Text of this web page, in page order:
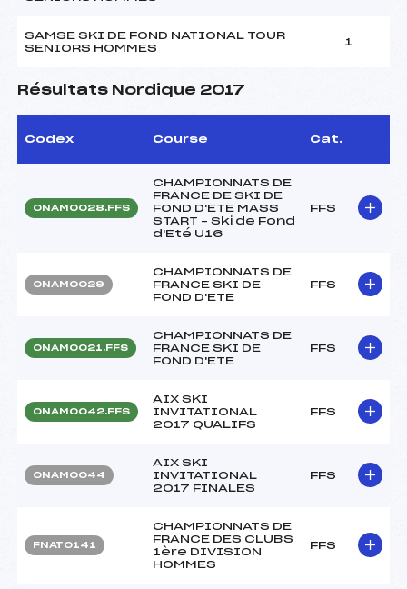
SAMSE SKI DE FOND NATIONAL TOUR
SENIORS HOMMES
1
Résultats Nordique 2017
Codex Course Cat.
ONAM0028.FFS
CHAMPIONNATS DE
FRANCE DE SKI DE
FOND D'ETE MASS
START – Ski de Fond
d'Eté U16
FFS
ONAM0029
CHAMPIONNATS DE
FRANCE SKI DE
FOND D'ETE
FFS
ONAM0021.FFS
CHAMPIONNATS DE
FRANCE SKI DE
FOND D'ETE
FFS
ONAM0042.FFS
AIX SKI
INVITATIONAL
2017 QUALIFS
FFS
ONAM0044
AIX SKI
INVITATIONAL
2017 FINALES
FFS
FNAT0141
CHAMPIONNATS DE
FRANCE DES CLUBS
1ère DIVISION
HOMMES
FFS